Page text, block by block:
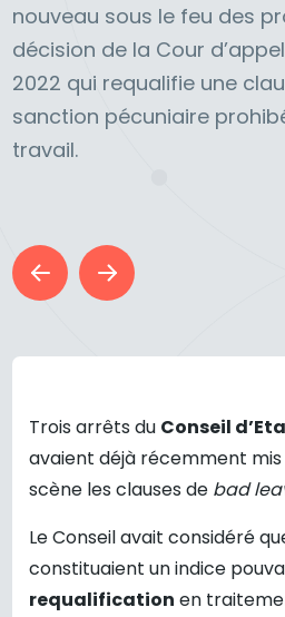
nouveau sous le feu des
décision de la Cour
2022 qui requalifie une
sanction pécuniaire
travail.
Trois arrêts du Conseil
avaient déjà récemment
scène les clauses de bad
Le Conseil avait considéré
constituaient un indice
requalification en